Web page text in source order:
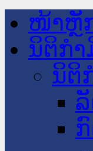
ໜ້າຫຼັ
ນິຕິກໍ
ນິຕິ